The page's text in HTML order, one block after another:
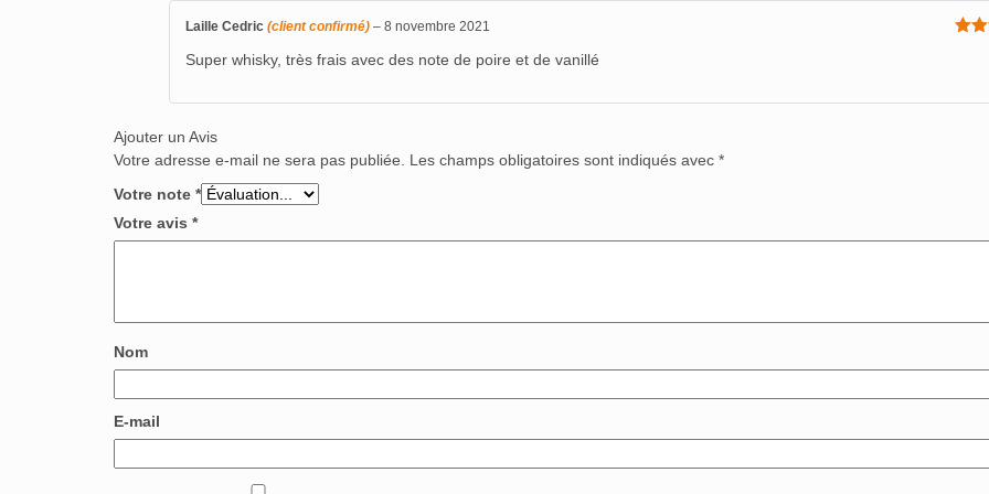
Laille Cedric (client confirmé) – 8 novembre 2021
Super whisky, très frais avec des note de poire et de vanillé
Ajouter un Avis
Votre adresse e-mail ne sera pas publiée.
Les champs obligatoires sont indiqués avec *
Votre note *
Votre avis *
Nom
E-mail